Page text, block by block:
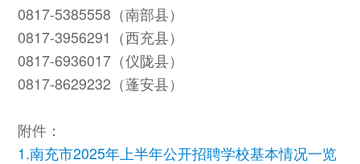
0817-5385558（南部县）
0817-3956291（西充县）
0817-6936017（仪陇县）
0817-8629232（蓬安县）
附件：
1.南充市2025年上半年公开招聘学校基本情况一览